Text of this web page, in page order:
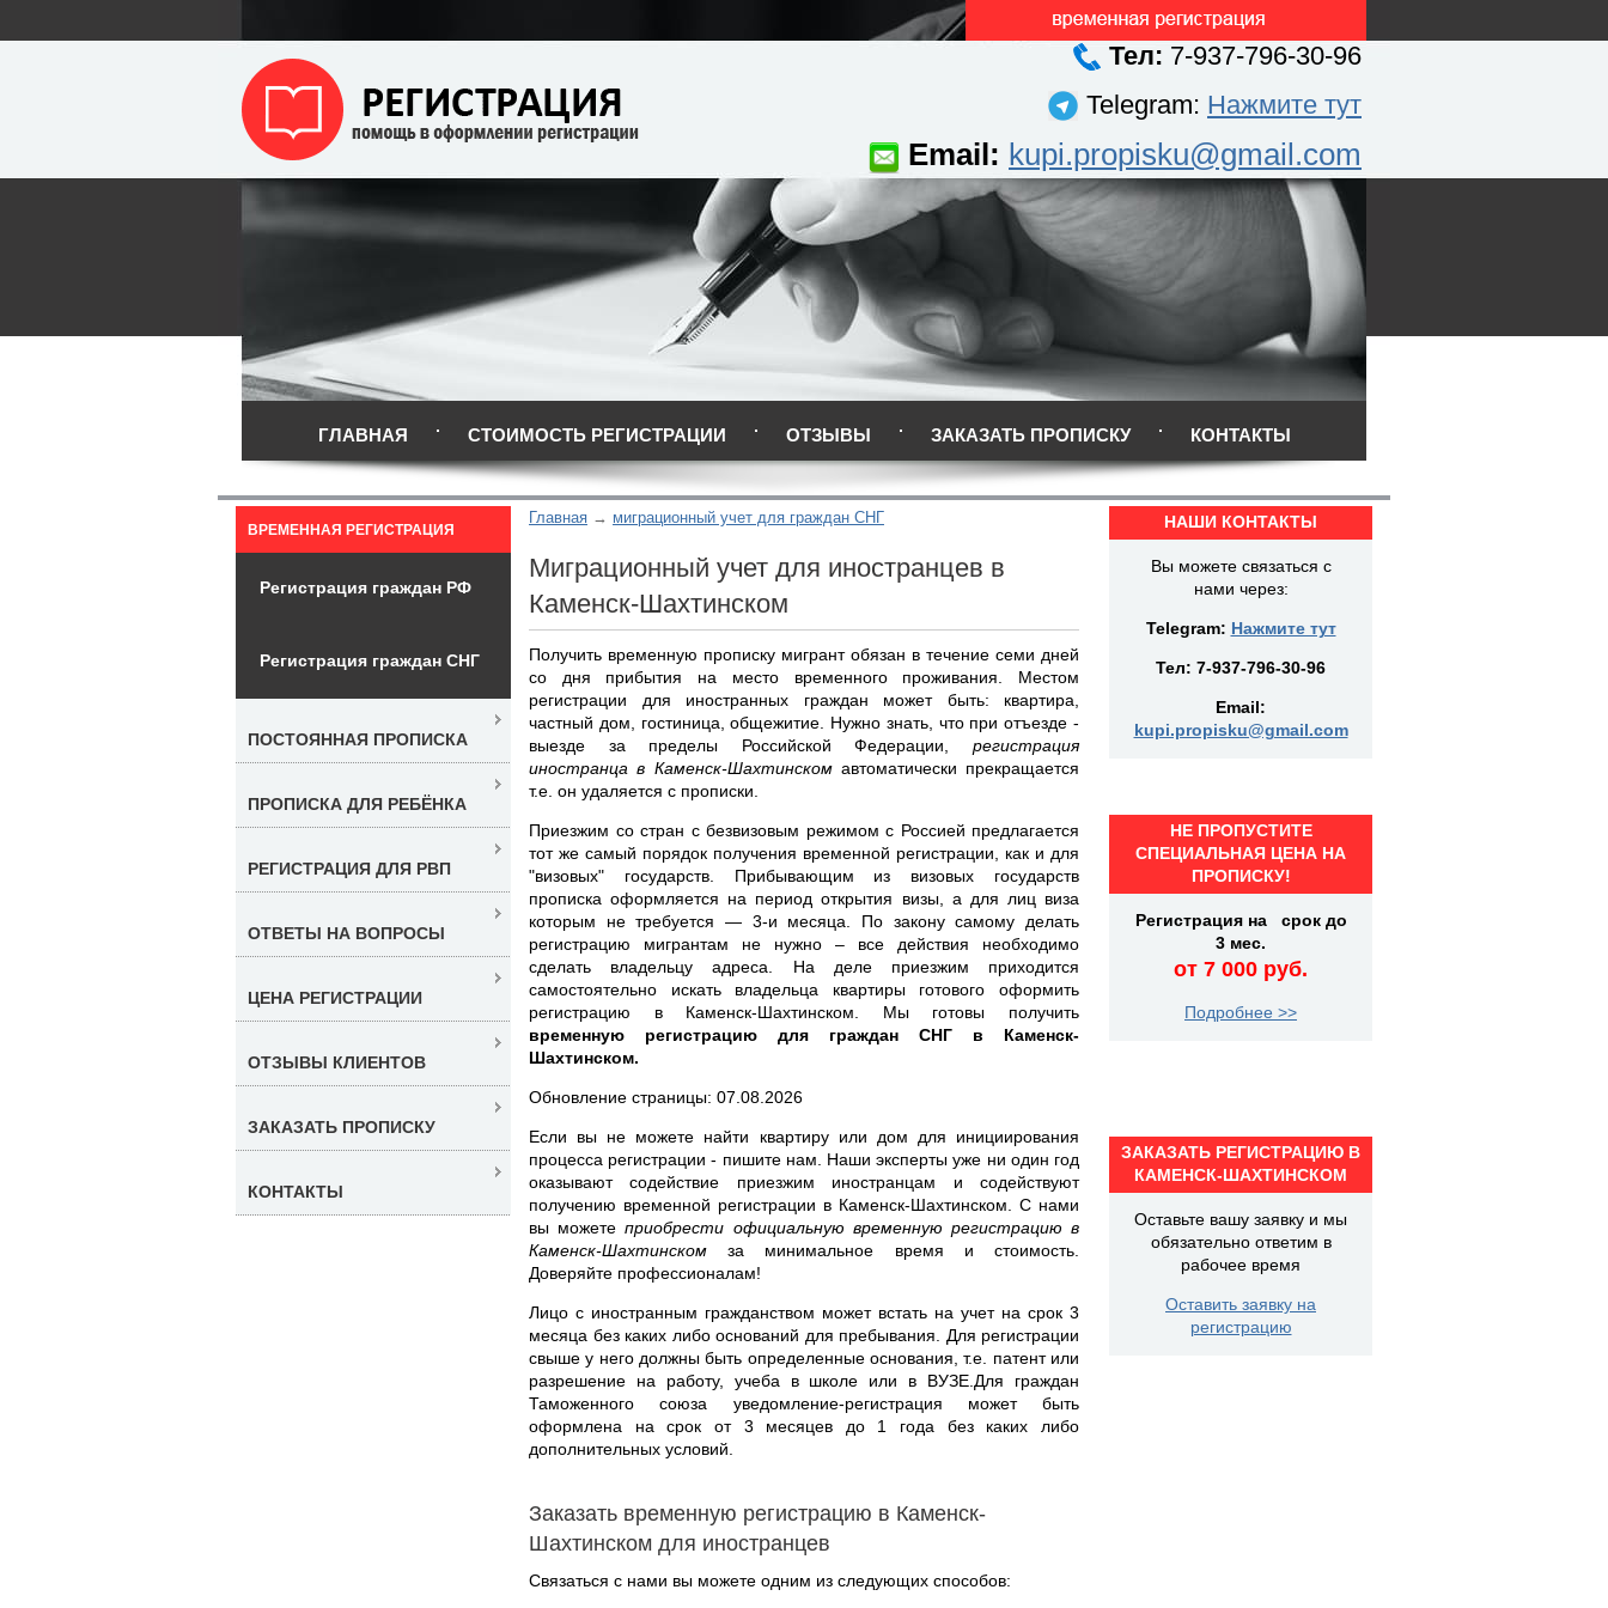
Тел: 7-937-796-30-96
Telegram: Нажмите тут
Email: kupi.propisku@gmail.com
ГЛАВНАЯ СТОИМОСТЬ РЕГИСТРАЦИИ ОТЗЫВЫ ЗАКАЗАТЬ ПРОПИСКУ КОНТАКТЫ
Главная миграционный учет для граждан СНГ
Миграционный учет для иностранцев в
Каменск-Шахтинском
Получить временную прописку мигрант обязан в течение семи дней
со дня прибытия на место временного проживания. Местом
регистрации для иностранных граждан может быть: квартира,
частный дом, гостиница, общежитие. Нужно знать, что при отъезде -
выезде за пределы Российской Федерации, регистрация
иностранца в Каменск-Шахтинскомавтоматически прекращается
т.е. он удаляется с прописки.
Приезжим со стран с безвизовым режимом с Россией предлагается
тот же самый порядок получения временной регистрации, как и для
"визовых" государств. Прибывающим из визовых государств
прописка оформляется на период открытия визы, а для лиц виза
которым не требуется — 3-и месяца. По закону самому делать
регистрацию мигрантам не нужно – все действия необходимо
сделать владельцу адреса. На деле приезжим приходится
самостоятельно искать владельца квартиры готового оформить
регистрацию в Каменск-Шахтинском. Мы готовы получить
временную регистрацию для граждан СНГ в Каменск-
Шахтинском.
Обновление страницы: 07.08.2026
Если вы не можете найти квартиру или дом для инициирования
процесса регистрации - пишите нам. Наши эксперты уже ни один год
оказывают содействие приезжим иностранцам и содействуют
получению временной регистрации в Каменск-Шахтинском. С нами
вы можетеприобрести официальную временную регистрацию в
Каменск-Шахтинском за минимальное время и стоимость.
Доверяйте профессионалам!
Лицо с иностранным гражданством может встать на учет на срок 3
месяца без каких либо оснований для пребывания. Для регистрации
свыше у него должны быть определенные основания, т.е. патент или
разрешение на работу, учеба в школе или в ВУЗЕ.Для граждан
Таможенного союза уведомление-регистрация может быть
оформлена на срок от 3 месяцев до 1 года без каких либо
дополнительных условий.
Заказать временную регистрацию в Каменск-
Шахтинском для иностранцев
Связаться с нами вы можете одним из следующих способов:
ВРЕМЕННАЯ РЕГИСТРАЦИЯ
Регистрация граждан РФ
Регистрация граждан СНГ
ПОСТОЯННАЯ ПРОПИСКА
ПРОПИСКА ДЛЯ РЕБЁНКА
РЕГИСТРАЦИЯ ДЛЯ РВП
ОТВЕТЫ НА ВОПРОСЫ
ЦЕНА РЕГИСТРАЦИИ
ОТЗЫВЫ КЛИЕНТОВ
ЗАКАЗАТЬ ПРОПИСКУ
КОНТАКТЫ
НАШИ КОНТАКТЫ
Вы можете связаться с
нами через:
Telegram: Нажмите тут
Тел: 7-937-796-30-96
Email:
kupi.propisku@gmail.com
НЕ ПРОПУСТИТЕ
СПЕЦИАЛЬНАЯ ЦЕНА НА
ПРОПИСКУ!
Регистрация на срок до
3 мес.
от 7 000 руб.
Подробнее >>
ЗАКАЗАТЬ РЕГИСТРАЦИЮ В
КАМЕНСК-ШАХТИНСКОМ
Оставьте вашу заявку и мы
обязательно ответим в
рабочее время
Оставить заявку на
регистрацию